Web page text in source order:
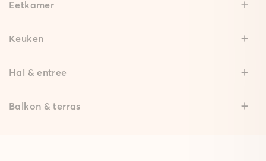
Eetkamer
Keuken
Hal & entree
Balkon & terras